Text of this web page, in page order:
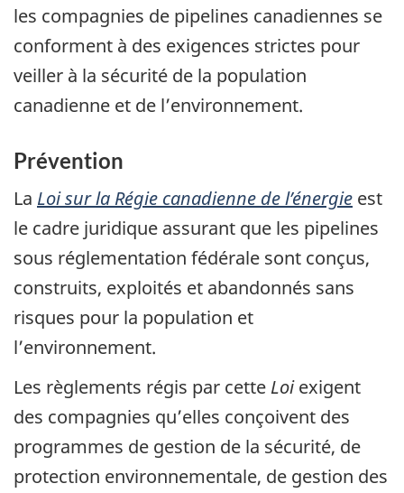
les compagnies de pipelines canadiennes se
conforment à des exigences strictes pour
veiller à la sécurité de la population
canadienne et de l’environnement.
Prévention
La Loi sur la Régie canadienne de l’énergie est
le cadre juridique assurant que les pipelines
sous réglementation fédérale sont conçus,
construits, exploités et abandonnés sans
risques pour la population et
l’environnement.
Les règlements régis par cette Loiexigent
des compagnies qu’elles conçoivent des
programmes de gestion de la sécurité, de
protection environnementale, de gestion des